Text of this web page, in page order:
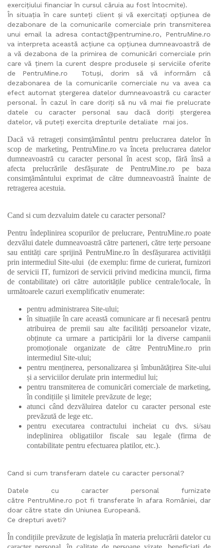
exerciţiului financiar în cursul căruia au fost întocmite).
În situaţia în care sunteți client și vă exercitați opțiunea de
dezabonare de la comunicarile comerciale prin transmiterea
unui email la adresa contact@pentrumine.ro, PentruMine.ro
va interpreta această acțiune ca opțiunea dumneavoastră de
a vă dezabona de la primirea de comunicări comerciale prin
care vă ținem la curent despre produsele și serviciile oferite
de PentruMine.ro Totuși, dorim să vă informăm că
dezabonarea de la comunicarile comerciale nu va avea ca
efect automat ștergerea datelor dumneavoastră cu caracter
personal. În cazul în care doriți să nu vă mai fie prelucrate
datele cu caracter personal sau dacă doriți ștergerea
datelor, vă puteți exercita drepturile detaliate mai jos.
Dacă vă retrageți consimțământul pentru prelucrarea datelor în
scop de marketing, PentruMine.ro va înceta prelucrarea datelor
dumneavoastră cu caracter personal în acest scop, fără însă a
afecta prelucrările desfășurate de PentruMine.ro pe baza
consimțământului exprimat de către dumneavoastră înainte de
retragerea acestuia.
Cand si cum dezvaluim datele cu caracter personal?
Pentru îndeplinirea scopurilor de prelucrare, PentruMine.ro poate
dezvălui datele dumneavoastră către parteneri, către terțe persoane
sau entități care sprijină PentruMine.ro în desfășurarea activității
prin intermediul Site-ului (de exemplu: firme de curierat, furnizori
de servicii IT, furnizori de servicii privind medicina muncii, firma
de contabilitate) ori către autoritățile publice centrale/locale, în
următoarele cazuri exemplificativ enumerate:
pentru administrarea Site-ului;
în situațiile în care această comunicare ar fi necesară pentru
atribuirea de premii sau alte facilități persoanelor vizate,
obținute ca urmare a participării lor la diverse campanii
promoționale organizate de către PentruMine.ro prin
intermediul Site-ului;
pentru menținerea, personalizarea și îmbunătățirea Site-ului
și a serviciilor derulate prin intermediul lui;
pentru transmiterea de comunicări comerciale de marketing,
în condițiile și limitele prevăzute de lege;
atunci când dezvăluirea datelor cu caracter personal este
prevăzută de lege etc.
pentru executarea contractului incheiat cu dvs. si/sau
indeplinirea obligatiilor fiscale sau legale (firma de
contabilitate pentru efectuarea platilor, etc.).
Cand si cum transferam datele cu caracter personal?
Datele cu caracter personal furnizate
către PentruMine.ro pot fi transferate în afara României, dar
doar către state din Uniunea Europeană.
Ce drepturi aveti?
În condițiile prevăzute de legislația în materia prelucrării datelor cu